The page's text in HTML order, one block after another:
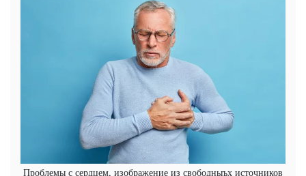
Проблемы с сердцем, изображение из свободныъх источников